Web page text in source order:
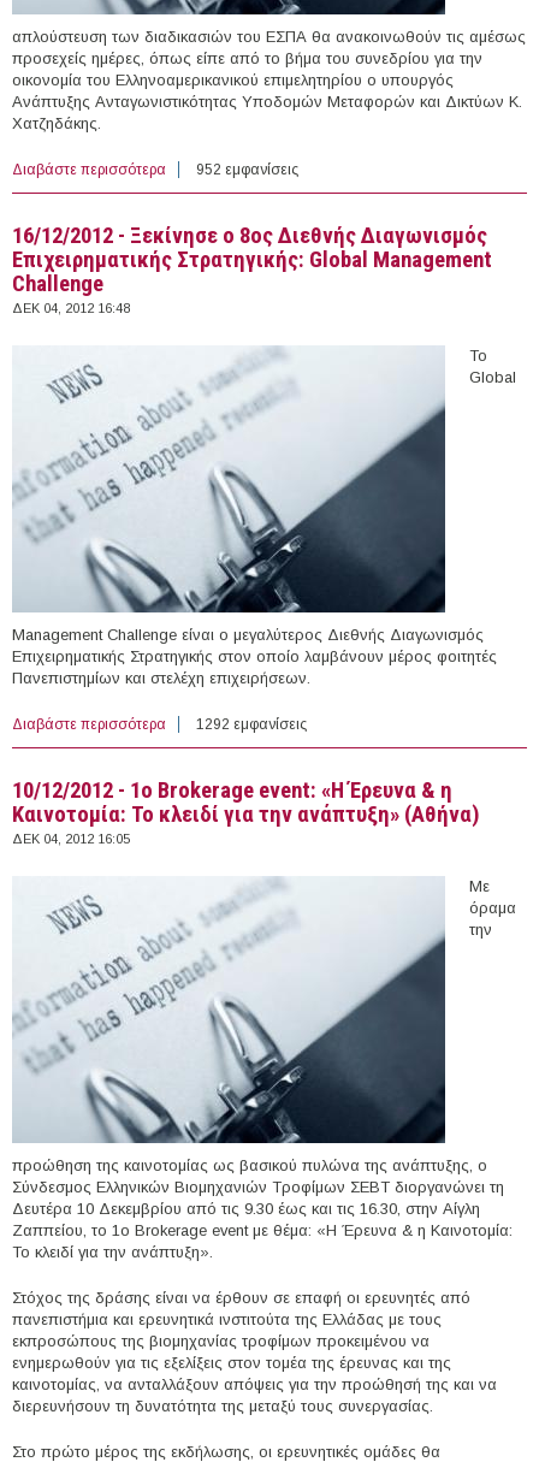
απλούστευση των διαδικασιών του ΕΣΠΑ θα ανακοινωθούν τις αμέσως
προσεχείς ημέρες, όπως είπε από το βήμα του συνεδρίου για την
οικονομία του Ελληνοαμερικανικού επιμελητηρίου ο υπουργός
Ανάπτυξης Ανταγωνιστικότητας Υποδομών Μεταφορών και Δικτύων Κ.
Χατζηδάκης.
Διαβάστε περισσότερα για Οκτώ μέτρα για την απλούστευση των διαδικασιών
του ΕΣΠΑ
952 εμφανίσεις
16/12/2012 - Ξεκίνησε ο 8ος Διεθνής Διαγωνισμός
Επιχειρηματικής Στρατηγικής: Global Management
Challenge
ΔΕΚ 04, 2012 16:48
Το
Global
Management Challenge είναι ο μεγαλύτερος Διεθνής Διαγωνισμός
Επιχειρηματικής Στρατηγικής στον οποίο λαμβάνουν μέρος φοιτητές
Πανεπιστημίων και στελέχη επιχειρήσεων.
Διαβάστε περισσότερα για 16/12/2012 - Ξεκίνησε ο 8ος Διεθνής Διαγωνισμός
Επιχειρηματικής Στρατηγικής: Global Management
1292 εμφανίσεις
10/12/2012 - 1ο Brokerage event: «Η Έρευνα & η
Καινοτομία: Το κλειδί για την ανάπτυξη» (Αθήνα)
ΔΕΚ 04, 2012 16:05
Με
όραμα
την
προώθηση της καινοτομίας ως βασικού πυλώνα της ανάπτυξης, ο
Σύνδεσμος Ελληνικών Βιομηχανιών Τροφίμων ΣΕΒΤ διοργανώνει τη
Δευτέρα 10 Δεκεμβρίου από τις 9.30 έως και τις 16.30, στην Αίγλη
Ζαππείου, το 1ο Brokerage event με θέμα: «Η Έρευνα & η Καινοτομία:
Το κλειδί για την ανάπτυξη».
Στόχος της δράσης είναι να έρθουν σε επαφή οι ερευνητές από
πανεπιστήμια και ερευνητικά ινστιτούτα της Ελλάδας με τους
εκπροσώπους της βιομηχανίας τροφίμων προκειμένου να
ενημερωθούν για τις εξελίξεις στον τομέα της έρευνας και της
καινοτομίας, να ανταλλάξουν απόψεις για την προώθησή της και να
διερευνήσουν τη δυνατότητα της μεταξύ τους συνεργασίας.
Στο πρώτο μέρος της εκδήλωσης, οι ερευνητικές ομάδες θα